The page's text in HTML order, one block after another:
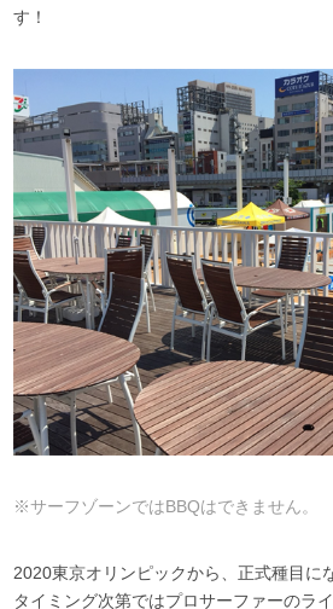
す！
※サーフゾーンではBBQはできません。
2020東京オリンピックから、正式種目に
タイミング次第ではプロサーファーのラ